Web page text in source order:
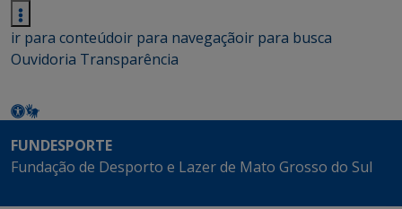
ir para conteúdoir para navegaçãoir para busca
Ouvidoria Transparência
FUNDESPORTE
Fundação de Desporto e Lazer de Mato Grosso do Sul